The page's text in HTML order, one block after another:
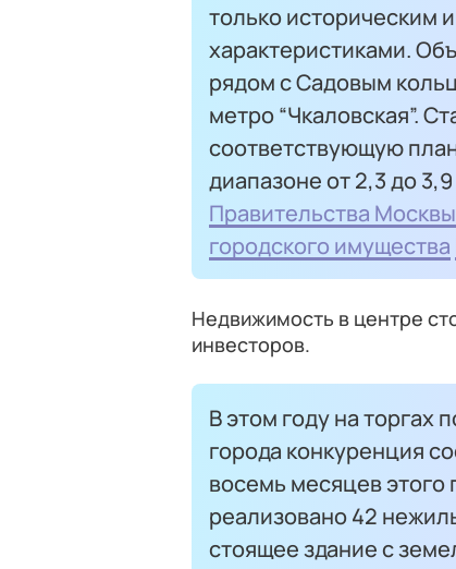
только историческим
характеристиками.
рядом с Садовым
метро “Чкаловская”.
соответствующую
диапазоне от 2,3 до
Правительства
городского имущества
Недвижимость в центре
инвесторов.
В этом году на торгах
города конкуренция
восемь месяцев этого
реализовано 42
стоящее здание с